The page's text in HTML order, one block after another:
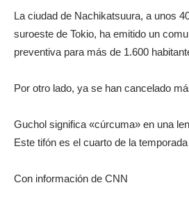
La ciudad de Nachikatsuura, a unos
suroeste de Tokio, ha emitido un
preventiva para más de 1.600
Por otro lado, ya se han cancelado
Guchol significa «cúrcuma» en una
Este tifón es el cuarto de la
Con información de CNN